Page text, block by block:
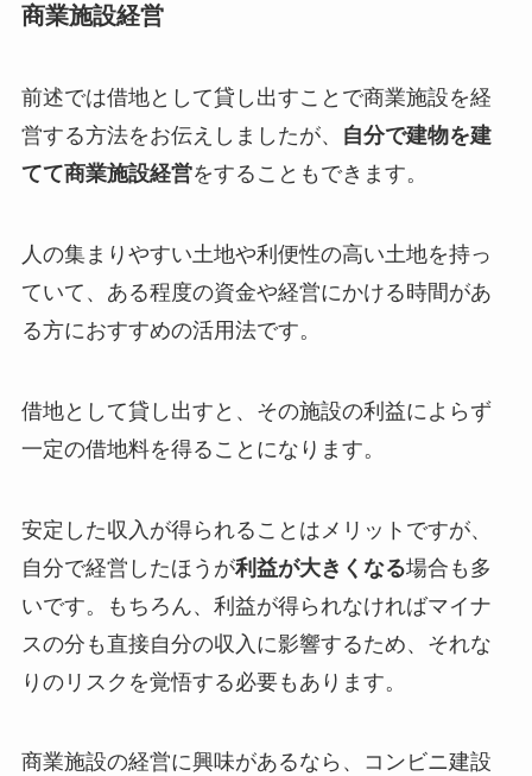
商業施設経営
前述では借地として貸し出すことで商業施設を経
営する方法をお伝えしましたが、
自分で建物を建
てて商業施設経営をすることもできます。
人の集まりやすい土地や利便性の高い土地を持っ
ていて、ある程度の資金や経営にかける時間があ
る方におすすめの活用法です。
借地として貸し出すと、その施設の利益によらず
一定の借地料を得ることになります。
安定した収入が得られることはメリットですが、
自分で経営したほうが利益が大きくなる場合も多
いです。もちろん、利益が得られなければマイナ
スの分も直接自分の収入に影響するため、それな
りのリスクを覚悟する必要もあります。
商業施設の経営に興味があるなら、コンビニ建設